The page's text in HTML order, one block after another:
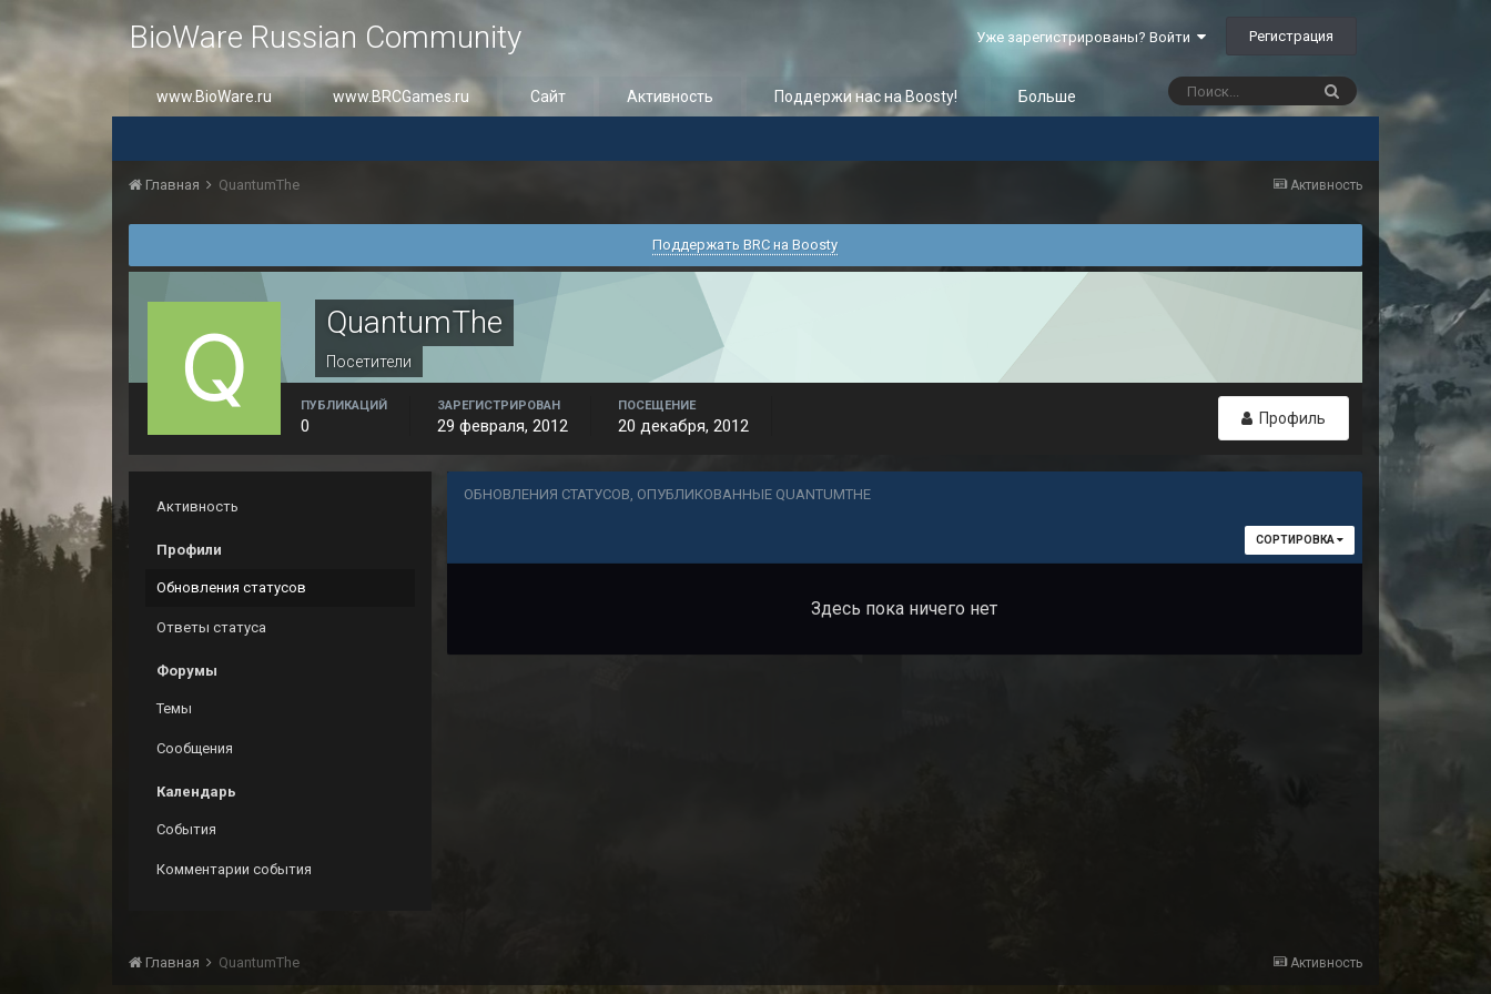
BioWare Russian Community Уже зарегистрированы? Войти Регистрация
www.BioWare.ru www.BRCGames.ru Сайт Активность Поддержи нас на Boosty! Больше
Активность
Главная QuantumThe
Поддержать BRC на Boosty
QuantumThe
Посетители
Профиль
ПУБЛИКАЦИЙ
0
ЗАРЕГИСТРИРОВАН
29 февраля, 2012
ПОСЕЩЕНИЕ
20 декабря, 2012
Активность
Профили
Обновления статусов
Ответы статуса
Форумы
Темы
Сообщения
Календарь
События
Комментарии события
ОБНОВЛЕНИЯ СТАТУСОВ, ОПУБЛИКОВАННЫЕ QUANTUMTHE
СОРТИРОВКА
Здесь пока ничего нет
Активность
Главная QuantumThe